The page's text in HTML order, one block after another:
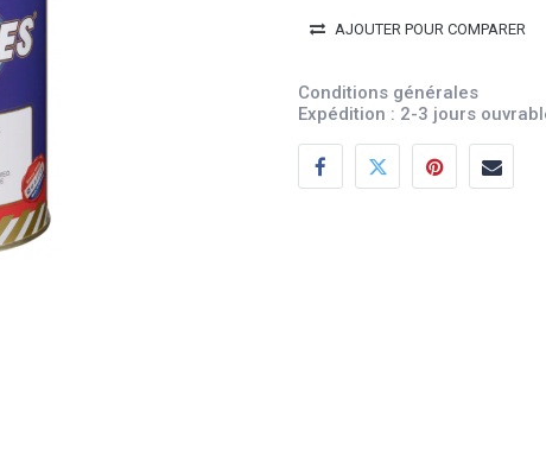
AJOUTER POUR COMPARER
Conditions générales
Expédition : 2-3 jours